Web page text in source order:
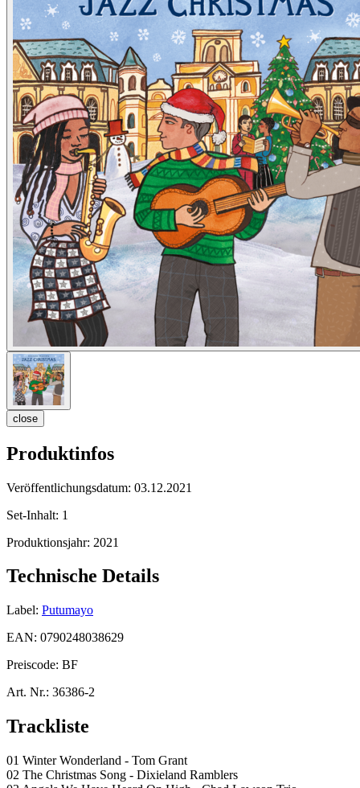
close
Produktinfos
Veröffentlichungsdatum: 03.12.2021
Set-Inhalt: 1
Produktionsjahr: 2021
Technische Details
Label: Putumayo
EAN: 0790248038629
Preiscode: BF
Art. Nr.: 36386-2
Trackliste
01 Winter Wonderland - Tom Grant
02 The Christmas Song - Dixieland Ramblers